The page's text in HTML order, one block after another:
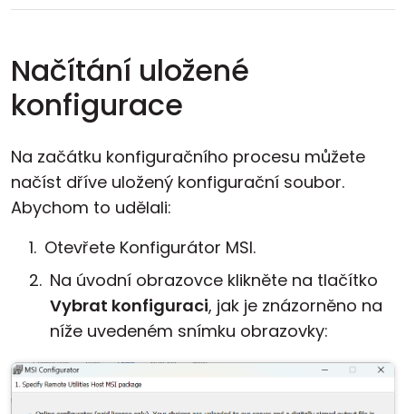
Načítání uložené
konfigurace
Na začátku konfiguračního procesu můžete
načíst dříve uložený konfigurační soubor.
Abychom to udělali:
Otevřete Konfigurátor MSI.
Na úvodní obrazovce klikněte na tlačítko
Vybrat konfiguraci, jak je znázorněno na
níže uvedeném snímku obrazovky: